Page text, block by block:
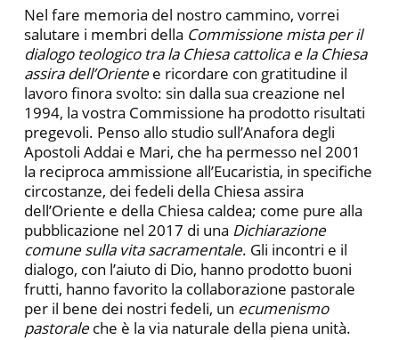
Nel fare memoria del nostro cammino, vorrei
salutare i membri della Commissione mista per il
dialogo teologico tra la Chiesa cattolica e la Chiesa
assira dell’Orientee ricordare con gratitudine il
lavoro finora svolto: sin dalla sua creazione nel
1994, la vostra Commissione ha prodotto risultati
pregevoli. Penso allo studio sull’Anafora degli
Apostoli Addai e Mari, che ha permesso nel 2001
la reciproca ammissione all’Eucaristia, in specifiche
circostanze, dei fedeli della Chiesa assira
dell’Oriente e della Chiesa caldea; come pure alla
pubblicazione nel 2017 di una Dichiarazione
comune sulla vita sacramentale. Gli incontri e il
dialogo, con l’aiuto di Dio, hanno prodotto buoni
frutti, hanno favorito la collaborazione pastorale
per il bene dei nostri fedeli, un ecumenismo
pastoraleche è la via naturale della piena unità.